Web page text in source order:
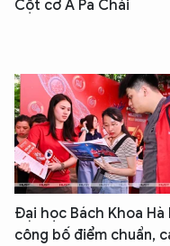
Cột cờ A Pa Chải
Đại học Bách Khoa Hà
công bố điểm chuẩn,